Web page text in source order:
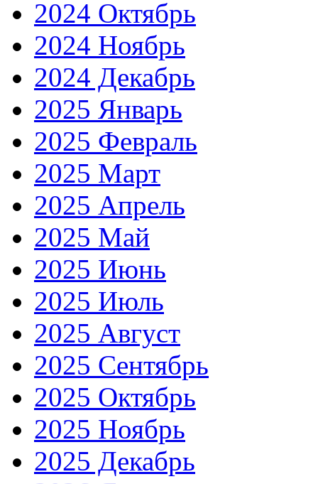
2024 Октябрь
2024 Ноябрь
2024 Декабрь
2025 Январь
2025 Февраль
2025 Март
2025 Апрель
2025 Май
2025 Июнь
2025 Июль
2025 Август
2025 Сентябрь
2025 Октябрь
2025 Ноябрь
2025 Декабрь